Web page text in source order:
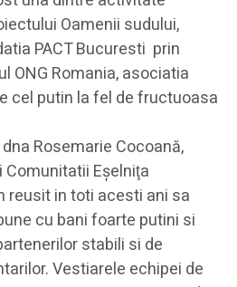
Oamenii sudului,
PACT Bucuresti prin
ONG Romania, asociatia
cel putin la fel de fructuoasa
Rosemarie Cocoană,
Eşelniţa
reusit in toti acesti ani sa
cu bani foarte putini si
stabili si de
Vestiarele echipei de